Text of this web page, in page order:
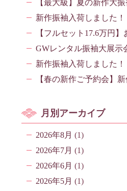
【最大級】夏の新作大振
新作振袖入荷しました！
【フルセット17.6万円
GWレンタル振袖大展示
新作振袖入荷しました！
【春の新作ご予約会】
月別アーカイブ
2026年8月 (1)
2026年7月 (1)
2026年6月 (1)
2026年5月 (1)